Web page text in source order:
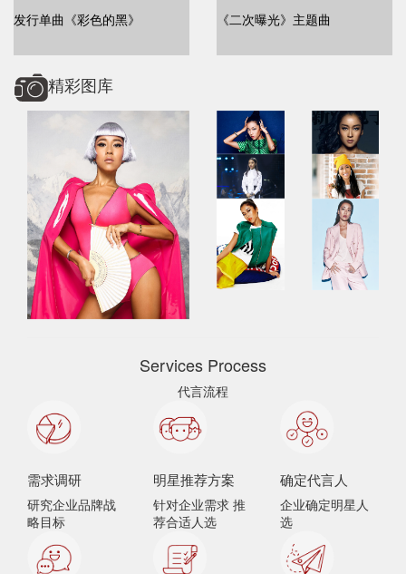
发行单曲《彩色的黑》 《二次曝光》主题曲
精彩图库
Services Process
代言流程
需求调研
研究企业品牌战
略目标
明星推荐方案
针对企业需求 推
荐合适人选
确定代言人
企业确定明星人
选